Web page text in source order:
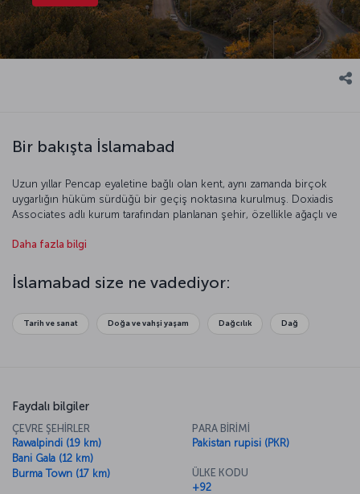
Bir bakışta İslamabad
Uzun yıllar Pencap eyaletine bağlı olan kent, aynı zamanda birçok
uygarlığın hüküm sürdüğü bir geçiş noktasına kurulmuş. Doxiadis
Associates adlı kurum tarafından planlanan şehir, özellikle ağaçlı ve
merkezi İslamabad’ı keşfetmek için geç kalmayın.
Daha fazla bilgi
İslamabad size ne vadediyor:
Tarih ve sanat Doğa ve vahşi yaşam Dağcılık Dağ
Faydalı bilgiler
ÇEVRE ŞEHİRLER
Rawalpindi (19 km)
Bani Gala (12 km)
Burma Town (17 km)
PARA BİRİMİ
Pakistan rupisi (PKR)
ÜLKE KODU
+92